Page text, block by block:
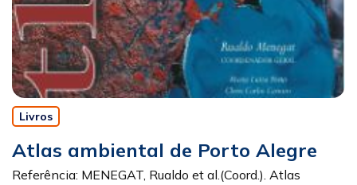
Livros
Atlas ambiental de Porto Alegre
Referência: MENEGAT, Rualdo et al.(Coord.). Atlas